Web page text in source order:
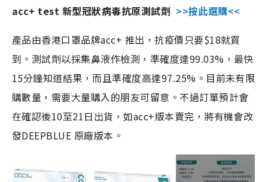
acc+ test 新型冠狀病毒抗原測試劑 >>按此選購<<
產品由香港口罩品牌acc+ 推出，抗疫價只要$18就買
到。測試劑以採集鼻液作檢測，準確度達99.03%，最快
15分鐘知道結果，而且準確度高達97.25%。目前未有限
購數量，需要大量購入的朋友可留意。不過訂單預計會
在確認後10至21日出貨，如acc+版本賣完，將有機會改
發DEEPBLUE 原廠版本。